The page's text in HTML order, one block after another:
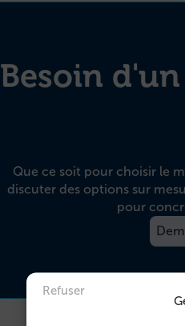
Refuser
Besoin
Que ce soit pour choisir le
discuter des options sur
pour